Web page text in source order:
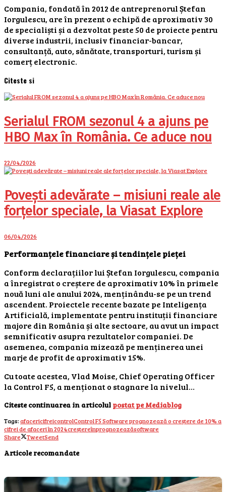
Compania, fondată în 2012 de antreprenorul Ștefan
Iorgulescu, are în prezent o echipă de aproximativ 30
de specialiști și a dezvoltat peste 50 de proiecte pentru
diverse industrii, inclusiv financiar-bancar,
consultanță, auto, sănătate, transporturi, turism și
comerț electronic.
Citeste si
Serialul FROM sezonul 4 a ajuns pe
HBO Max în România. Ce aduce nou
22/04/2026
Povești adevărate – misiuni reale ale
forțelor speciale, la Viasat Explore
06/04/2026
Performanțele financiare și tendințele pieței
Conform declarațiilor lui Ștefan Iorgulescu, compania
a înregistrat o creștere de aproximativ 10% în primele
nouă luni ale anului 2024, menținându-se pe un trend
ascendent. Proiectele recente bazate pe Inteligența
Artificială, implementate pentru instituții financiare
majore din România și alte sectoare, au avut un impact
semnificativ asupra rezultatelor companiei. De
asemenea, compania mizează pe menținerea unei
marje de profit de aproximativ 15%.
Cu toate acestea, Vlad Moise, Chief Operating Officer
la Control F5, a menționat o stagnare la nivelul…
Citeste continuarea in articolul postat pe Mediablog
Tags:afacericifreicontrolControl F5 Software prognozează o creștere de 10% a
cifrei de afaceri în 2024creștereînprognozeazăsoftware
Share
TweetSend
Articole recomandate